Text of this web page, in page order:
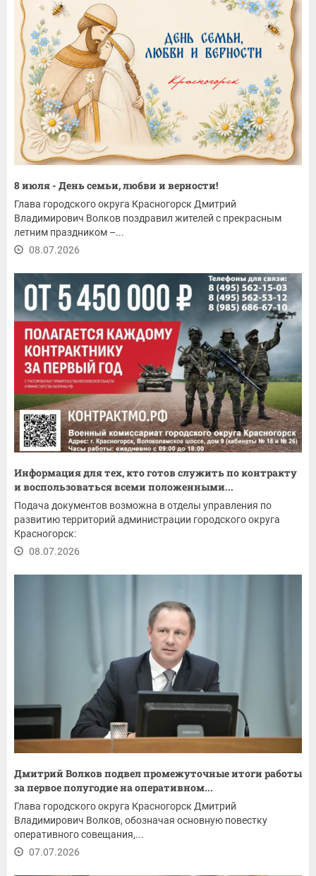
8 июля - День семьи, любви и верности!
Глава городского округа Красногорск Дмитрий
Владимирович Волков поздравил жителей с прекрасным
летним праздником –...
08.07.2026
Информация для тех, кто готов служить по контракту
и воспользоваться всеми положенными...
Подача документов возможна в отделы управления по
развитию территорий администрации городского округа
Красногорск:
08.07.2026
Дмитрий Волков подвел промежуточные итоги работы
за первое полугодие на оперативном...
Глава городского округа Красногорск Дмитрий
Владимирович Волков, обозначая основную повестку
оперативного совещания,...
07.07.2026